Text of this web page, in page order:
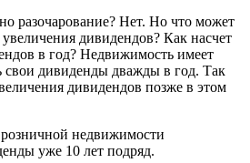
разочарование? Нет. Но что может
дивидендов? Как насчет
в год? Недвижимость имеет
свои дивиденды дважды в год. Так
дивидендов позже в этом
недвижимости
уже 10 лет подряд.